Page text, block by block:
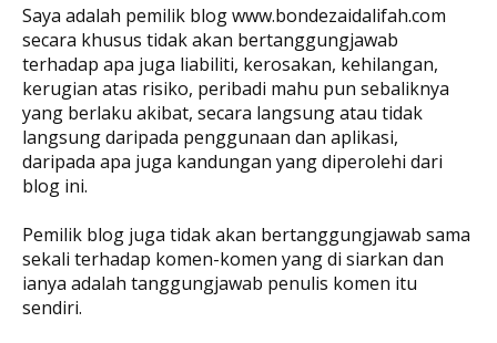
Saya adalah pemilik blog www.bondezaidalifah.com
secara khusus tidak akan bertanggungjawab
terhadap apa juga liabiliti, kerosakan, kehilangan,
kerugian atas risiko, peribadi mahu pun sebaliknya
yang berlaku akibat, secara langsung atau tidak
langsung daripada penggunaan dan aplikasi,
daripada apa juga kandungan yang diperolehi dari
blog ini.
Pemilik blog juga tidak akan bertanggungjawab sama
sekali terhadap komen-komen yang di siarkan dan
ianya adalah tanggungjawab penulis komen itu
sendiri.